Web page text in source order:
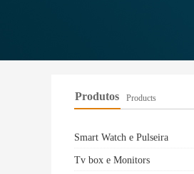
Produtos Products
Smart Watch e Pulseira
Tv box e Monitors